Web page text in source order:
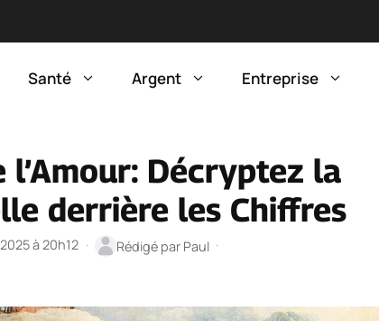
Santé Argent Entreprise
Décryptez la
derrière les Chiffres
à 20h12 · Rédigé par Paul ·